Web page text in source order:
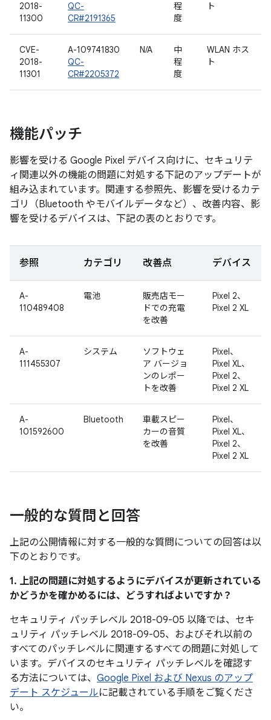
2018-
11300
QC-
CR#2191365
程
度
ト
CVE-
2018-
11301
A-109741830
QC-
CR#2205372
N/A
中
程
度
WLAN ホス
ト
機能パッチ
影響を受ける Google Pixel デバイス向けに、セキュリテ
ィ関連以外の機能の問題に対処する下記のアップデートが
組み込まれています。関連する参照先、影響を受けるカテ
ゴリ（Bluetooth やモバイルデータなど）、改善内容、影
響を受けるデバイスは、下記の表のとおりです。
参照 カテゴリ 改善点 デバイス
A-
110489408
電池
販売店モー
ドでの充電
を改善
Pixel 2、
Pixel 2 XL
A-
111455307
システム
ソフトウェ
ア バージョ
ンのレポー
トを改善
Pixel、
Pixel XL、
Pixel 2、
Pixel 2 XL
A-
101592600
Bluetooth
車載スピー
カーの音質
を改善
Pixel、
Pixel XL、
Pixel 2、
Pixel 2 XL
一般的な質問と回答
上記の公開情報に対する一般的な質問についての回答は以
下のとおりです。
1. 上記の問題に対処するようにデバイスが更新されている
かどうかを確かめるには、どうすればよいですか？
セキュリティ パッチレベル 2018-09-05 以降では、セキ
ュリティ パッチレベル 2018-09-05、およびそれ以前の
すべてのパッチレベルに関連するすべての問題に対処して
います。デバイスのセキュリティ パッチレベルを確認す
る方法については、 Google Pixel および Nexus のアップ
デート スケジュールに記載されている手順をご覧くださ
い。